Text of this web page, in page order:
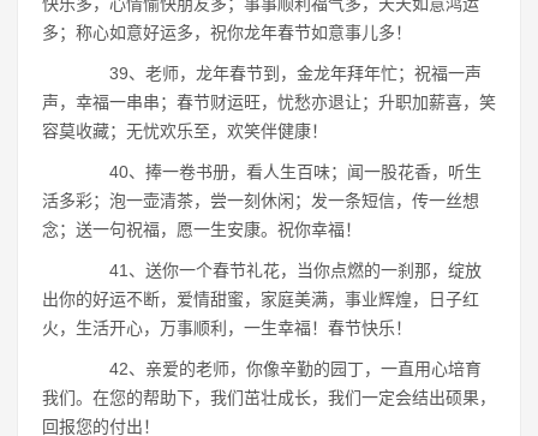
多；称心如意好运多，祝你龙年春节如意事儿多！
39、老师，龙年春节到，金龙年拜年忙；祝福一声
声，幸福一串串；春节财运旺，忧愁亦退让；升职加薪喜，笑
容莫收藏；无忧欢乐至，欢笑伴健康！
40、捧一卷书册，看人生百味；闻一股花香，听生
活多彩；泡一壶清茶，尝一刻休闲；发一条短信，传一丝想
念；送一句祝福，愿一生安康。祝你幸福！
41、送你一个春节礼花，当你点燃的一刹那，绽放
出你的好运不断，爱情甜蜜，家庭美满，事业辉煌，日子红
火，生活开心，万事顺利，一生幸福！春节快乐！
42、亲爱的老师，你像辛勤的园丁，一直用心培育
我们。在您的帮助下，我们茁壮成长，我们一定会结出硕果，
回报您的付出！